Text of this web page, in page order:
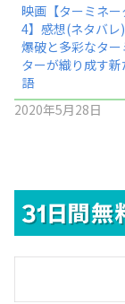
映画【ターミネー
4】感想(ネタバレ
爆破と多彩なター
ターが織り成す
語
2020年5月28日